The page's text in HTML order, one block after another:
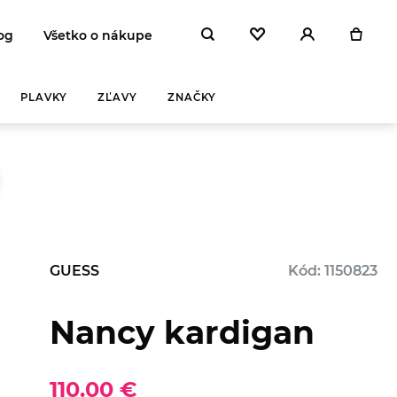
Všetko o nákupe
PLAVKY ZĽAVY ZNAČKY
GUESS Kód: 1150823
Nancy kardigan
110.00 €